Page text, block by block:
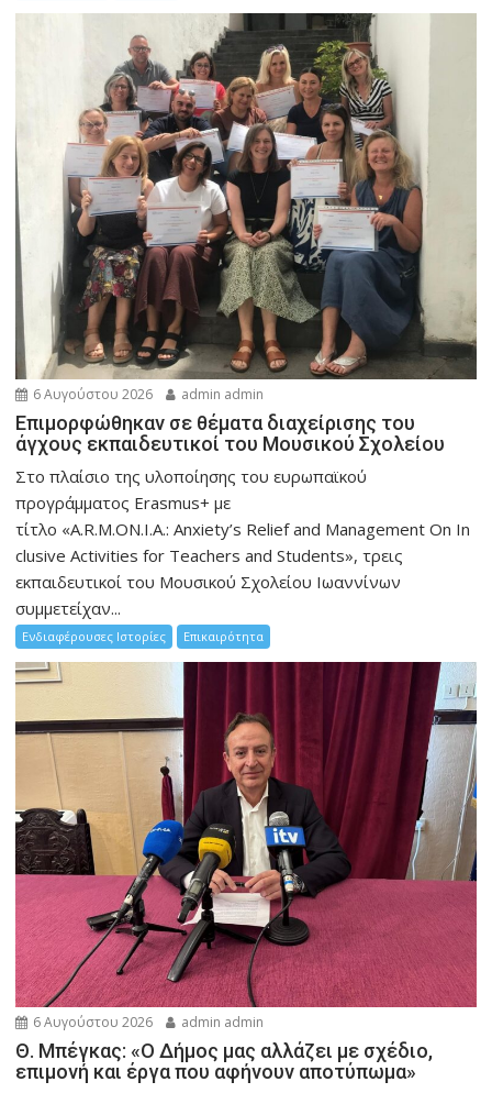
6 Αυγούστου 2026 admin admin
Eπιμορφώθηκαν σε θέματα διαχείρισης του
άγχους εκπαιδευτικοί του Μουσικού Σχολείου
Στο πλαίσιο της υλοποίησης του ευρωπαϊκού
προγράμματος Erasmus+ με
τίτλο «A.R.M.ON.I.A.: Anxiety’s Relief and Management On In
clusive Activities for Teachers and Students», τρεις
εκπαιδευτικοί του Μουσικού Σχολείου Ιωαννίνων
συμμετείχαν...
Ενδιαφέρουσες Ιστορίες Επικαιρότητα
6 Αυγούστου 2026 admin admin
Θ. Μπέγκας: «Ο Δήμος μας αλλάζει με σχέδιο,
επιμονή και έργα που αφήνουν αποτύπωμα»